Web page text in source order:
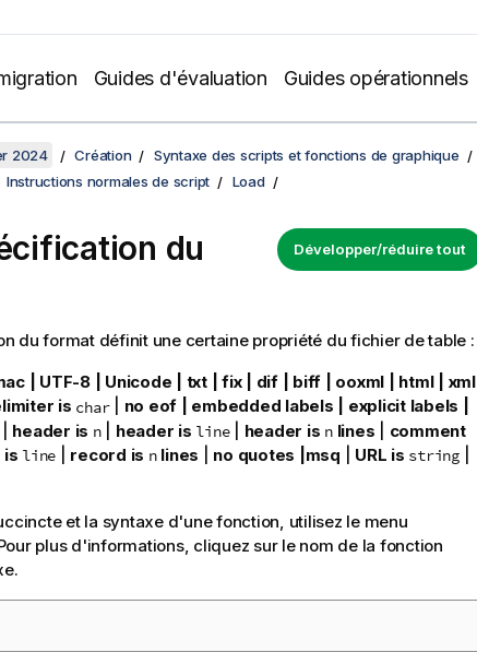
Guides d'évaluation Guides opérationnels
2024 Création
Syntaxe des scripts et fonctions de graphique
Instructions normales de script Load
Développer/réduire tout
du
du format définit une certaine propriété du fichier de table :
| UTF-8 | Unicode | txt | fix | dif | biff | ooxml | html | xml
is char| no eof | embedded labels | explicit labels |
header is n| header is line| header is n lines
comment
is line record is n lines no quotes |msq URL is string|
et la syntaxe d'une fonction, utilisez le menu
plus d'informations, cliquez sur le nom de la fonction